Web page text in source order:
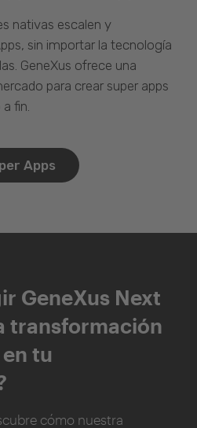
nativas escalen y
sin importar la tecnología
GeneXus ofrece una
para crear super apps
fin.
Apps
GeneXus Next
transformación
tu
cómo nuestra